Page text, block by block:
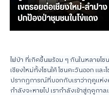
ไฟป่า ที่เกิดขึ้นพร้อม ๆ กันในหลายโ
เชียงใหม่ทั้งโซนใต้ โซนตะวันออก และ
ปรากฏการณ์ที่บอกกับเราว่าฤดูแห่
กำลังจะหายไป เรากำลังเข้าสู่ฤดูกา